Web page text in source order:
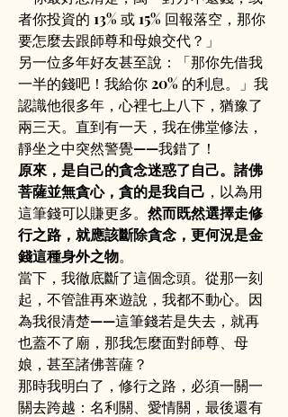
者你投資的 13% 或 15% 回報落空，那你
要怎麼去跟師尊和母娘交代？」
另一位多年好友甚至說：「那你先借我
一半的錢吧！我給你 20% 的利息。」我
認識他很多年，心裡七上八下，猶豫了
兩三天。直到有一天，我在佛堂修法，
靜坐之中突然警覺——我錯了！
原來，是自己的貪念迷惑了自己。諸佛
菩薩並無貪心，貪的是我自己 ，以為用
這筆錢可以賺更多。 然而既然選擇走修
行之路，就應該斷除貪念，更何況是金
錢這種身外之物。
當下，我徹底斷了這個念頭。從那一刻
起，不管誰再來遊說，我都不動心。因
為我很清楚——這筆錢若是失去，就再
也蓋不了廟，那我怎麼面對師尊、母
娘，甚至諸佛菩薩？
那時我明白了，修行之路，必須一關一
關去跨越：名利關、愛情關，最後還有